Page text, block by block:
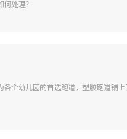
处理？
个幼儿园的首选跑道，塑胶跑道铺